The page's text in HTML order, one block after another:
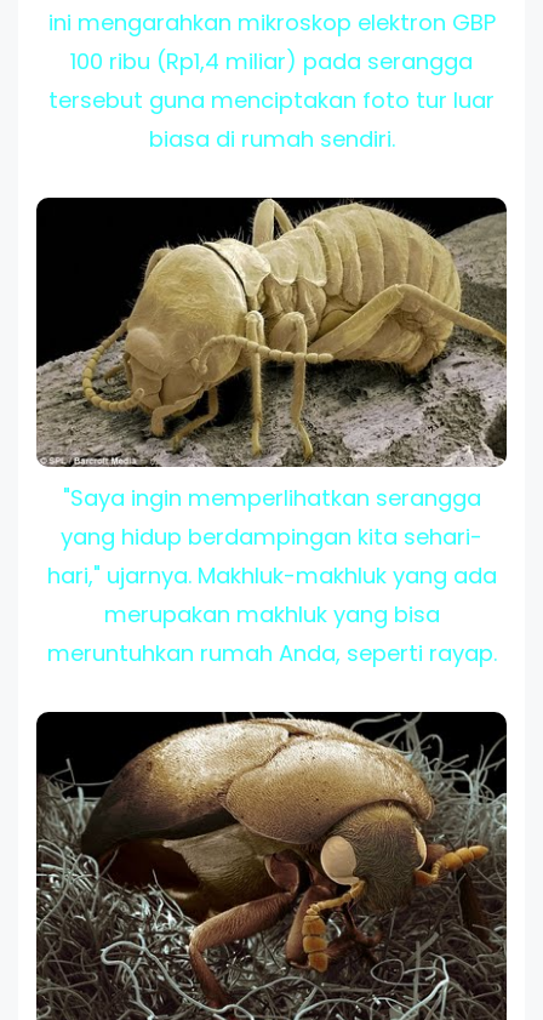
ini mengarahkan mikroskop elektron GBP
100 ribu (Rp1,4 miliar) pada serangga
tersebut guna menciptakan foto tur luar
biasa di rumah sendiri.
"Saya ingin memperlihatkan serangga
yang hidup berdampingan kita sehari-
hari," ujarnya. Makhluk-makhluk yang ada
merupakan makhluk yang bisa
meruntuhkan rumah Anda, seperti rayap.